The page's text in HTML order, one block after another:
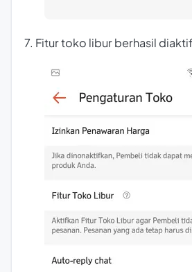
7. Fitur toko libur berhasil